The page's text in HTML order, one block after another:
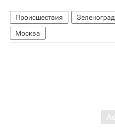
Происшествия Зеленоград
Москва